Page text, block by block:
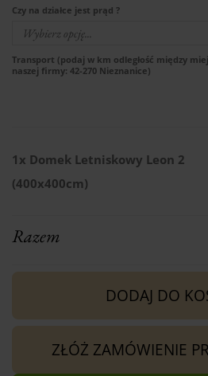
Czy na działce jest prąd ?
Transport (podaj w km odległość między
naszej firmy: 42-270 Nieznanice)
1x Domek Letniskowy Leon 2
(400x400cm)
Razem
DODAJ DO
ZŁÓŻ ZAMÓWIENIE